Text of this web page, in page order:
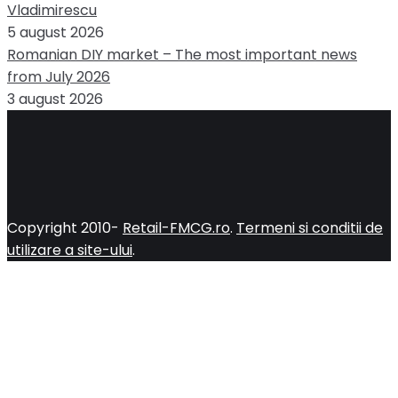
Vladimirescu
5 august 2026
Romanian DIY market – The most important news
from July 2026
3 august 2026
Copyright 2010- Retail-FMCG.ro. Termeni si conditii de
utilizare a site-ului.